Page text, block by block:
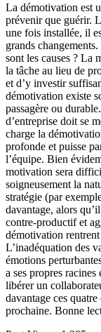
La démotivation est
prévenir que guérir.
une fois installée, il
grands
sont les causes ? La
la tâche au lieu de
et d’y investir
démotivation existe
passagère ou
d’entreprise doit se
charge la
profonde et puisse
l’équipe. Bien
motivation sera
soigneusement la
stratégie (par
davantage, alors
contre-productif et
démotivation
L’inadéquation des
émotions
a ses propres racines
libérer un
davantage ces
prochaine. Bonne